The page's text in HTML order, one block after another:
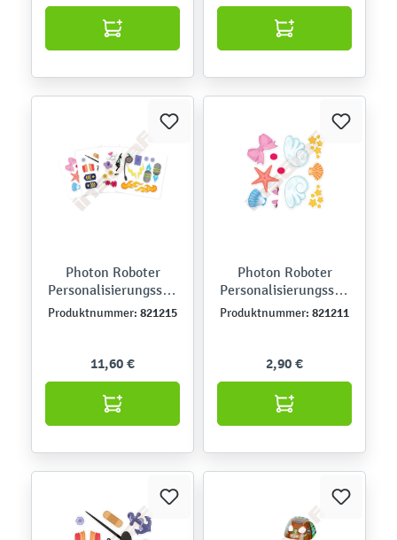
Photon Roboter
Personalisierungsstic
ker, 4er-Set
Produktnummer: 821215
11,60 €
Photon Roboter
Personalisierungsstic
ker, Wasserwesen
Produktnummer: 821211
2,90 €